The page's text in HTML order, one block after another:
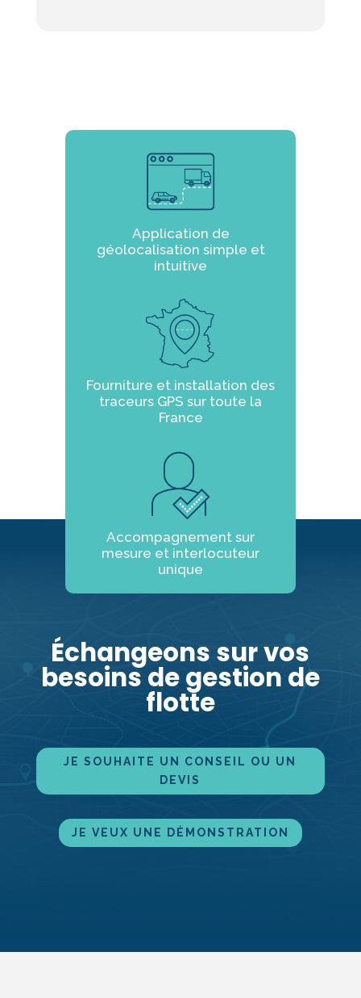
Application de
géolocalisation simple et
intuitive
Fourniture et installation des
traceurs GPS sur toute la
France
Accompagnement sur
mesure et interlocuteur
unique
Échangeons sur vos
besoins de gestion de
flotte
JE SOUHAITE UN CONSEIL OU UN
DEVIS
JE VEUX UNE DÉMONS­TRATION